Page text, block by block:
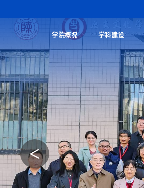
学院概况 学科建设